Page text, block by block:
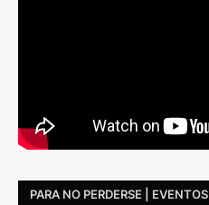
PARA NO PERDERSE | EVENTOS